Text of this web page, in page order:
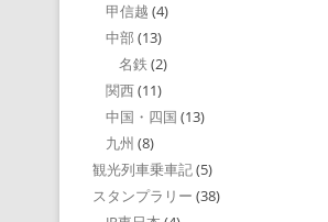
甲信越 (4)
中部 (13)
名鉄 (2)
関西(11)
中国・四国 (13)
九州 (8)
観光列車乗車記(5)
スタンプラリー (38)